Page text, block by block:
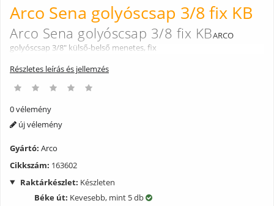
Arco Sena golyóscsap 3/8 fix KB
Arco Sena golyóscsap 3/8 fix KBARCO
golyóscsap 3/8" külső-belső menetes, fix
Részletes leírás és jellemzés
0 vélemény
új vélemény
Gyártó: Arco
Cikkszám: 163602
Raktárkészlet: Készleten
Béke út: Kevesebb, mint 5 db